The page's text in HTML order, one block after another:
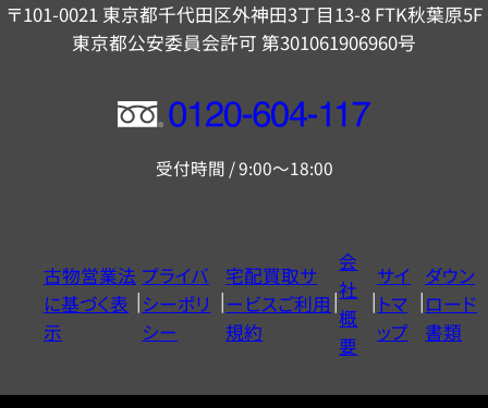
〒101-0021 東京都千代田区外神田3丁目13-8 FTK秋葉原5F
東京都公安委員会許可 第301061906960号
フ
ー
ヤ
ル
0120604117
受付時間 / 9:00～18:00
古物営業法
に基づく表
示
プライバ
シーポリ
シー
宅配買取サ
ービスご利用
規約
会
社
概
要
サイ
トマ
ップ
ダウン
ロード
書類